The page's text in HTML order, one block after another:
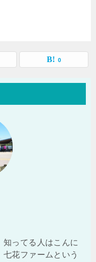
0
ってる人はこんに
花ファームという